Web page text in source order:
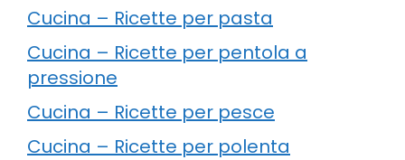
Cucina – Ricette per pasta
Cucina – Ricette per pentola a
pressione
Cucina – Ricette per pesce
Cucina – Ricette per polenta